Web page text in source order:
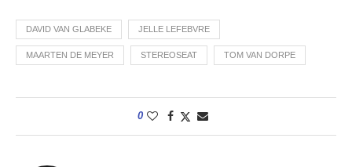
DAVID VAN GLABEKE JELLE LEFEBVRE
MAARTEN DE MEYER STEREOSEAT TOM VAN DORPE
0